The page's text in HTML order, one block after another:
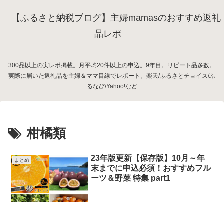
【ふるさと納税ブログ】主婦mamasのおすすめ返礼
品レポ
300品以上の実レポ掲載。月平均20件以上の申込。9年目。リピート品多数。
実際に届いた返礼品を主婦＆ママ目線でレポート。楽天/ふるさとチョイス/ふ
るなび/Yahoo!など
柑橘類
まとめ
23年版更新【保存版】10月～年
末までに申込必須！おすすめフル
ーツ＆野菜 特集 part1